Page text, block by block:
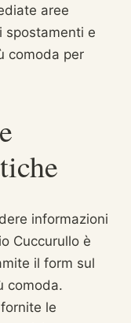
aree
spostamenti e
comoda per
informazioni
Cuccurullo è
il form sul
comoda.
le